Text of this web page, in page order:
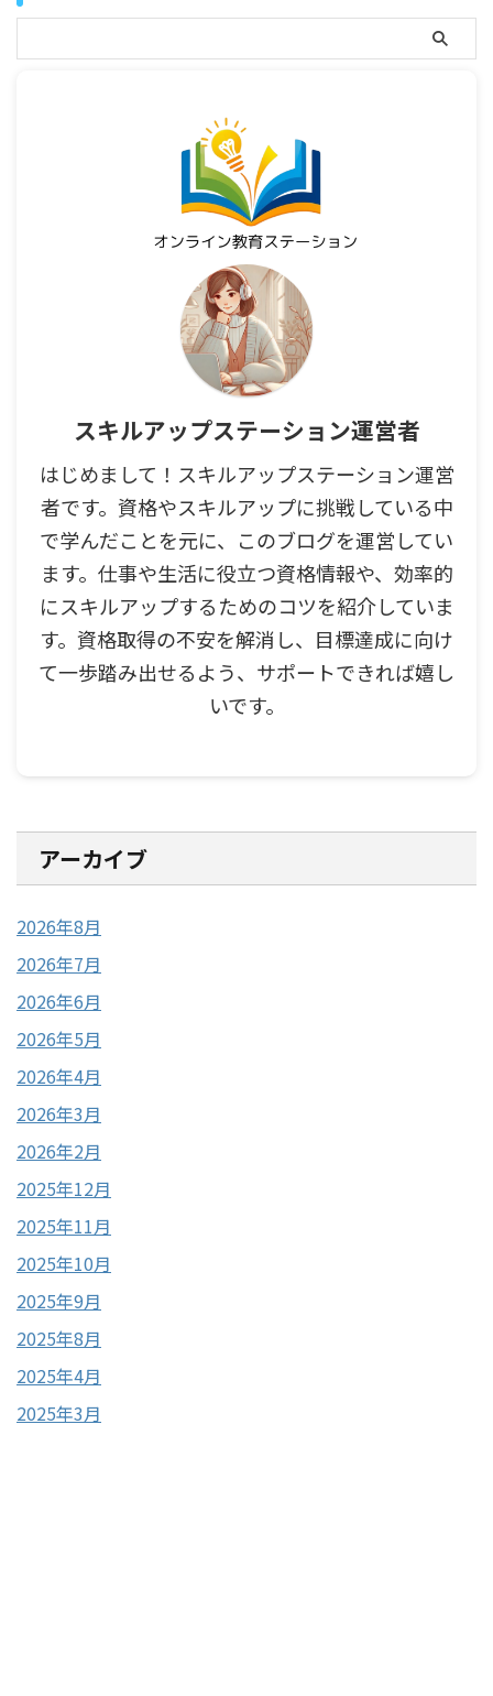
スキルアップステーション運営者
はじめまして！スキルアップステーション運営
者です。資格やスキルアップに挑戦している中
で学んだことを元に、このブログを運営してい
ます。仕事や生活に役立つ資格情報や、効率的
にスキルアップするためのコツを紹介していま
す。資格取得の不安を解消し、目標達成に向け
て一歩踏み出せるよう、サポートできれば嬉し
いです。
アーカイブ
2026年8月
2026年7月
2026年6月
2026年5月
2026年4月
2026年3月
2026年2月
2025年12月
2025年11月
2025年10月
2025年9月
2025年8月
2025年4月
2025年3月